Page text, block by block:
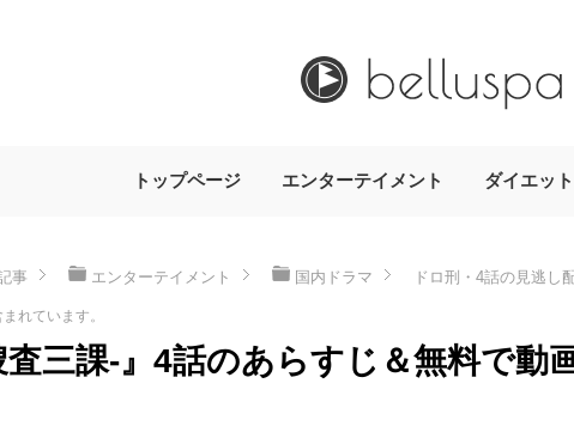
トップページ エンターテイメント ダイエット
事 エンターテイメント 国内ドラマ ドロ刑・4話の見逃し
れています。
査三課-』4話のあらすじ＆無料で動